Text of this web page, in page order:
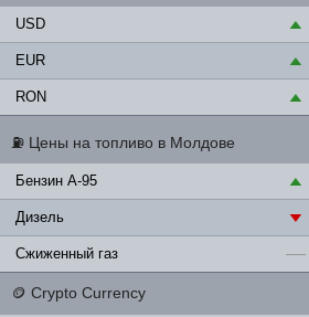
USD ▲
EUR ▲
RON ▲
⛽ Цены на топливо в Молдове
Бензин A-95 ▲
Дизель ▼
Сжиженный газ —
🪙 Crypto Currency